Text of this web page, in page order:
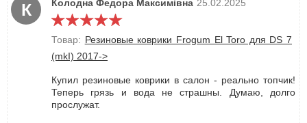
К Колодна Федора Максимівна 25.02.2025
Товар: Резиновые коврики Frogum El Toro для DS 7
(mkI) 2017->
Купил резиновые коврики в салон - реально топчик!
Теперь грязь и вода не страшны. Думаю, долго
прослужат.